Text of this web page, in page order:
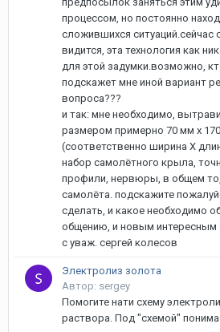
процессом, но постоянно
сложившихся ситуаций.сейчас
видится, эта технология как
для этой задумки.возможно,
подскажет мне иной вариант
вопроса???
и так: мне необходимо,
размером примерно 70 мм х
(соответственно ширина Х
набор самолётного крыла,
профили, нервюры, в общем
самолёта. подскажите
сделать, и какое необходимо
общению, и новым интересным
с уваж. сергей колесов
Электролиз золота
Автор: sergey
Помогите нати схему
раствора. Под "схемой"